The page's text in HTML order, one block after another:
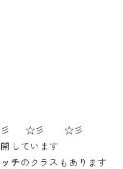
☆彡 ☆彡
しています
チのクラスもあります